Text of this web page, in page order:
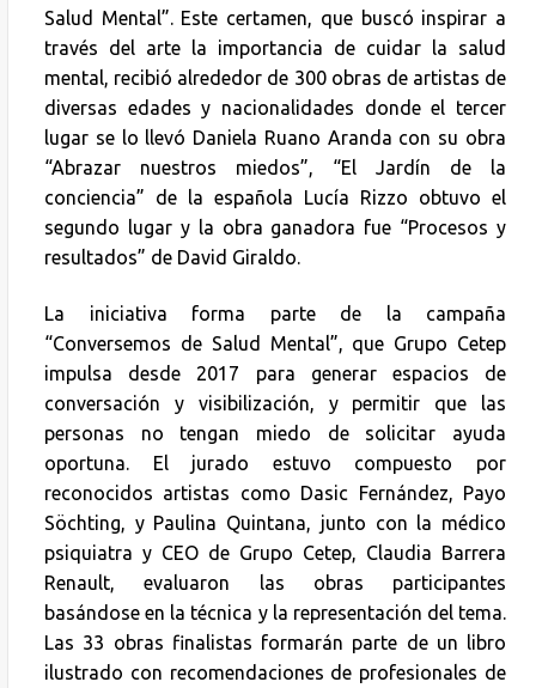
Salud Mental”. Este certamen, que buscó inspirar a
través del arte la importancia de cuidar la salud
mental, recibió alrededor de 300 obras de artistas de
diversas edades y nacionalidades donde el tercer
lugar se lo llevó Daniela Ruano Aranda con su obra
“Abrazar nuestros miedos”, “El Jardín de la
conciencia” de la española Lucía Rizzo obtuvo el
segundo lugar y la obra ganadora fue “Procesos y
resultados” de David Giraldo.
La iniciativa forma parte de la campaña
“Conversemos de Salud Mental”, que Grupo Cetep
impulsa desde 2017 para generar espacios de
conversación y visibilización, y permitir que las
personas no tengan miedo de solicitar ayuda
oportuna. El jurado estuvo compuesto por
reconocidos artistas como Dasic Fernández, Payo
Söchting, y Paulina Quintana, junto con la médico
psiquiatra y CEO de Grupo Cetep, Claudia Barrera
Renault, evaluaron las obras participantes
basándose en la técnica y la representación del tema.
Las 33 obras finalistas formarán parte de un libro
ilustrado con recomendaciones de profesionales de